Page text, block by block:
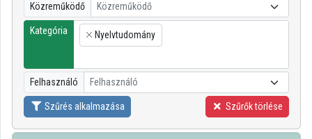
Intézményi listák
Intézmények
Közreműködők
Közreműködő Közreműködő
Kategória
×
Nyelvtudomány
Felhasználó Felhasználó
Szűrés alkalmazása Szűrők törlése